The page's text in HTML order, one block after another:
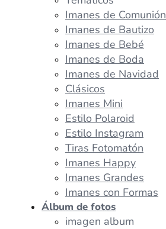
Imanes de Comunión
Imanes de Bautizo
Imanes de Bebé
Imanes de Boda
Imanes de Navidad
Clásicos
Imanes Mini
Estilo Polaroid
Estilo Instagram
Tiras Fotomatón
Imanes Happy
Imanes Grandes
Imanes con Formas
Álbum de fotos
imagen album